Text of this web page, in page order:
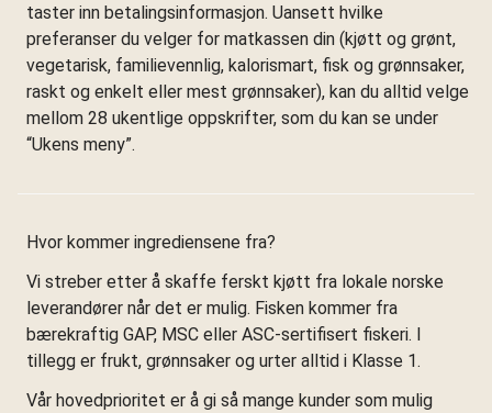
taster inn betalingsinformasjon. Uansett hvilke
preferanser du velger for matkassen din (kjøtt og grønt,
vegetarisk, familievennlig, kalorismart, fisk og grønnsaker,
raskt og enkelt eller mest grønnsaker), kan du alltid velge
mellom 28 ukentlige oppskrifter, som du kan se under
“Ukens meny”.
Hvor kommer ingrediensene fra?
Vi streber etter å skaffe ferskt kjøtt fra lokale norske
leverandører når det er mulig. Fisken kommer fra
bærekraftig GAP, MSC eller ASC-sertifisert fiskeri. I
tillegg er frukt, grønnsaker og urter alltid i Klasse 1.
Vår hovedprioritet er å gi så mange kunder som mulig